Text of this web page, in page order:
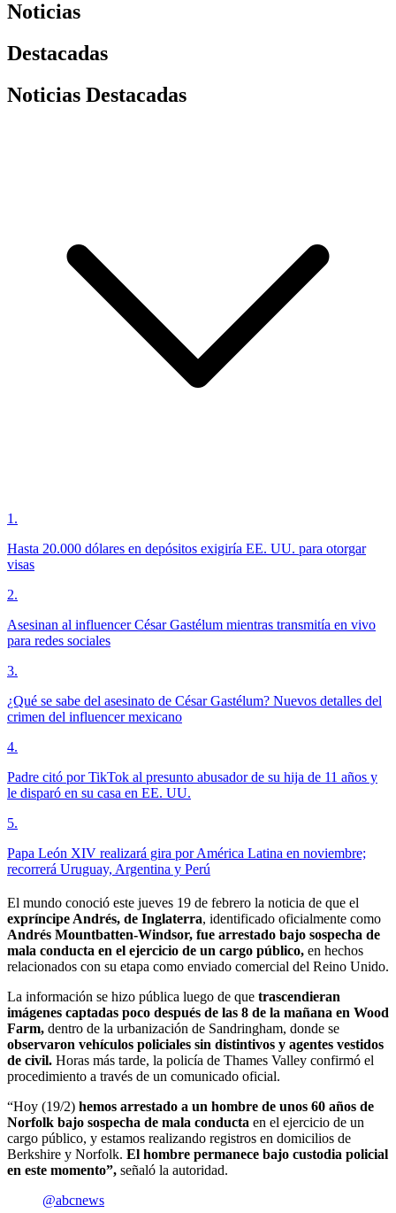
Noticias
Destacadas
Noticias Destacadas
1 .
Hasta 20.000 dólares en depósitos exigiría EE. UU. para otorgar
visas
2.
Asesinan al influencer César Gastélum mientras transmitía en vivo
para redes sociales
3.
¿Qué se sabe del asesinato de César Gastélum? Nuevos detalles del
crimen del influencer mexicano
4.
Padre citó por TikTok al presunto abusador de su hija de 11 años y
le disparó en su casa en EE. UU.
5.
Papa León XIV realizará gira por América Latina en noviembre;
recorrerá Uruguay, Argentina y Perú
El mundo conoció este jueves 19 de febrero la noticia de que el
expríncipe Andrés, de Inglaterra, identificado oficialmente como
Andrés Mountbatten-Windsor, fue arrestado bajo sospecha de
mala conducta en el ejercicio de un cargo público, en hechos
relacionados con su etapa como enviado comercial del Reino Unido.
La información se hizo pública luego de que trascendieran
imágenes captadas poco después de las 8 de la mañana en Wood
Farm, dentro de la urbanización de Sandringham, donde se
observaron vehículos policiales sin distintivos y agentes vestidos
de civil. Horas más tarde, la policía de Thames Valley confirmó el
procedimiento a través de un comunicado oficial.
“Hoy (19/2) hemos arrestado a un hombre de unos 60 años de
Norfolk bajo sospecha de mala conducta en el ejercicio de un
cargo público, y estamos realizando registros en domicilios de
Berkshire y Norfolk. El hombre permanece bajo custodia policial
en este momento”, señaló la autoridad.
@abcnews